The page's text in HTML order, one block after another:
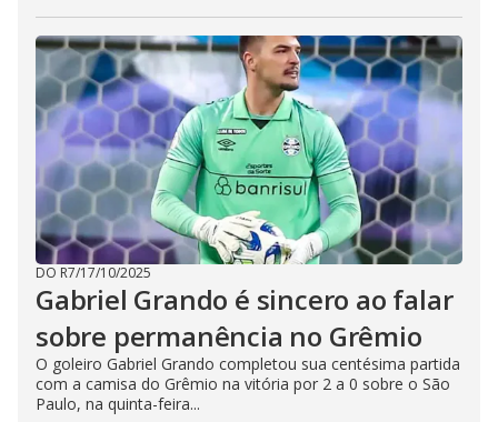
DO R7/17/10/2025
Gabriel Grando é sincero ao falar
sobre permanência no Grêmio
O goleiro Gabriel Grando completou sua centésima partida
com a camisa do Grêmio na vitória por 2 a 0 sobre o São
Paulo, na quinta-feira...